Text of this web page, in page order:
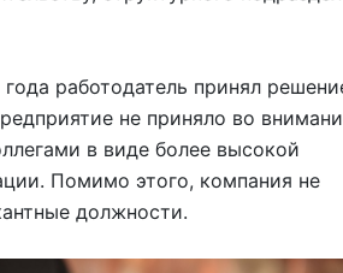
работодатель принял
не приняло во
в виде более высокой
Помимо этого, компания не
должности.